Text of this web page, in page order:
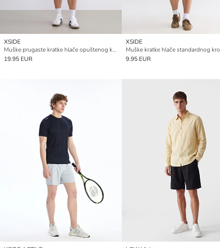
XSIDE
Muške prugaste kratke hlače opuštenog kroja
19.95 EUR
XSIDE
Muške kratke hlače standardnog
9.95 EUR